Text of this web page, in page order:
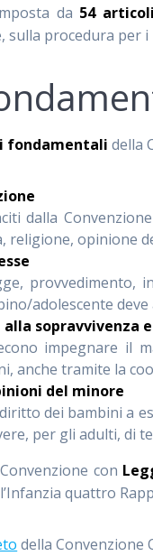
da 54 articoli
procedura per i
fondamentalidella
dalla
religione, opinione
provvedimento,
adolescente
sopravvivenza
impegnare il
anche tramite la
del minore
dei bambini a
per gli adulti, di
con
quattro
della Convenzione